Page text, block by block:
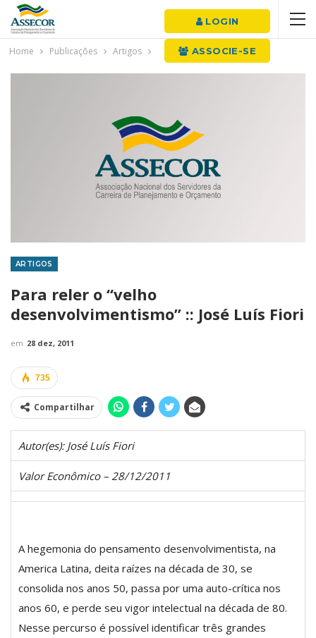
LOGIN
ASSOCIE-SE
Home Publicações Artigos
ARTIGOS
Para reler o “velho
desenvolvimentismo” :: José Luís Fiori
em 28 dez, 2011
735
Compartilhar
Autor(es): José Luís Fiori
Valor Econômico – 28/12/2011
A hegemonia do pensamento desenvolvimentista, na
America Latina, deita raízes na década de 30, se
consolida nos anos 50, passa por uma auto-crítica nos
anos 60, e perde seu vigor intelectual na década de 80.
Nesse percurso é possível identificar três grandes